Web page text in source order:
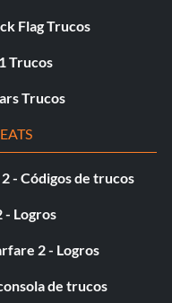
LAB500VECES.
Flag Trucos
Trucos
Trucos
- Códigos de trucos
- Logros
2 - Logros
de trucos